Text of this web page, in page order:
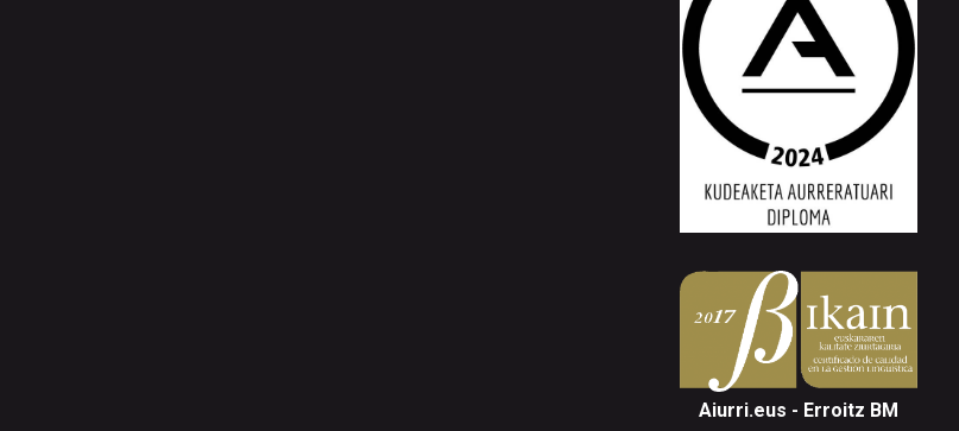
Aiurri.eus - Erroitz BM